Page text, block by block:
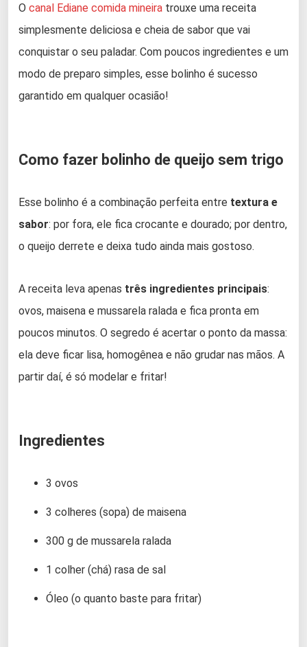
O canal Ediane comida mineira trouxe uma receita
simplesmente deliciosa e cheia de sabor que vai
conquistar o seu paladar. Com poucos ingredientes e um
modo de preparo simples, esse bolinho é sucesso
garantido em qualquer ocasião!
Como fazer bolinho de queijo sem trigo
Esse bolinho é a combinação perfeita entre textura e
sabor: por fora, ele fica crocante e dourado; por dentro,
o queijo derrete e deixa tudo ainda mais gostoso.
A receita leva apenas três ingredientes principais:
ovos, maisena e mussarela ralada e fica pronta em
poucos minutos. O segredo é acertar o ponto da massa:
ela deve ficar lisa, homogênea e não grudar nas mãos. A
partir daí, é só modelar e fritar!
Ingredientes
3 ovos
3 colheres (sopa) de maisena
300 g de mussarela ralada
1 colher (chá) rasa de sal
Óleo (o quanto baste para fritar)